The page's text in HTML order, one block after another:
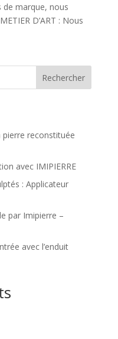
de marque, nous
D’ART : Nous
Rechercher
reconstituée
avec IMIPIERRE
: Applicateur
par Imipierre –
avec l’enduit